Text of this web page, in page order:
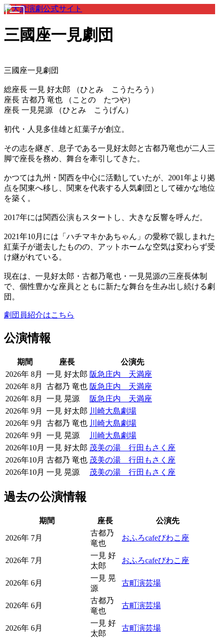
三國座一見劇団
三國座一見劇団
総座長 一見 好太郎 （ひとみ こうたろう）
座長 古都乃 竜也 （ことの たつや）
座長 一見晃源 （ひとみ こうげん）
初代・人見多佳雄と紅葉子が創立。
その志を継ぎ、息子である一見好太郎と古都乃竜也が二人三
脚で座長を務め、舞台を牽引してきた。
かつては九州・関西を中心に活動していたが、2001年より拠
点を関東へ移し、関東を代表する人気劇団として確かな地位
を築く。
2017年には関西公演もスタートし、大きな反響を呼んだ。
2021年10月には「ハチマキかあちゃん」の愛称で親しまれた
紅葉子が逝去したものの、アットホームな空気は変わらず受
け継がれている。
現在は、一見好太郎・古都乃竜也・一見晃源の三座長体制
で、個性豊かな座員とともに新たな舞台を生み出し続ける劇
団。
劇団員紹介はこちら
公演情報
期間 座長
公演先
2026年 8月
一見 好太郎 阪急庄内 天満座
2026年 8月
古都乃 竜也 阪急庄内 天満座
2026年 8月
一見 晃源
阪急庄内 天満座
2026年 9月
一見 好太郎 川崎大島劇場
2026年 9月
古都乃 竜也 川崎大島劇場
2026年 9月
一見 晃源
川崎大島劇場
2026年10月 一見 好太郎 茂美の湯 行田もさく座
2026年10月 古都乃 竜也 茂美の湯 行田もさく座
2026年10月 一見 晃源 茂美の湯 行田もさく座
過去の公演情報
期間 座長 公演先
2026年 7月
古都乃
竜也
おふろcafeびわこ座
2026年 7月
一見 好
太郎
おふろcafeびわこ座
2026年 6月
一見 晃
源
古町演芸場
2026年 6月
古都乃
竜也
古町演芸場
2026年 6月
一見 好
太郎
古町演芸場